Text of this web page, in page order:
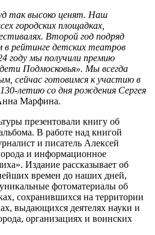
так высоко ценят. Наш
городских площадках,
Второй год подряд
рейтинге детских театров
году мы получили премию
Подмосковья». Мы всегда
сейчас готовимся к участию в
летию со дня рождения Сергея
Марфина.
презентовали книгу об
В работе над книгой
и писатель Алексей
и информационное
Издание рассказывает об
времен до наших дней,
фотоматериалы об
сохранившихся на территории
выдающихся деятелях науки и
организациях и воинских